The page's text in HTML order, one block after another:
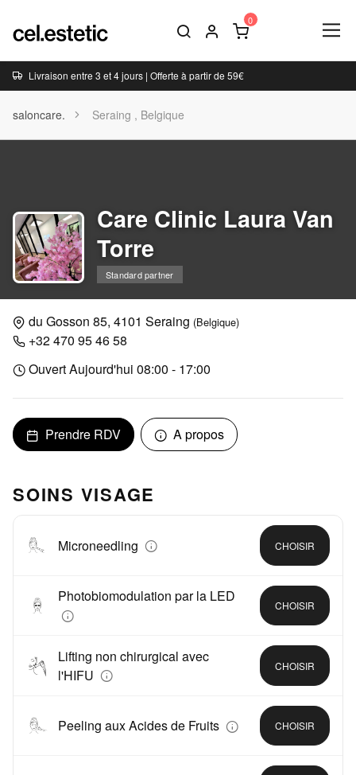
Livraison entre 3 et 4 jours | Offerte à partir de 59€
saloncare. Seraing , Belgique
Care Clinic Laura Van
Torre
Standard partner
du Gosson 85, 4101 Seraing (Belgique)
+32 470 95 46 58
Ouvert Aujourd'hui 08:00 - 17:00
Prendre RDV A propos
SOINS VISAGE
Microneedling CHOISIR
Photobiomodulation par la LED
CHOISIR
Lifting non chirurgical avec
l'HIFU
CHOISIR
Peeling aux Acides de Fruits CHOISIR